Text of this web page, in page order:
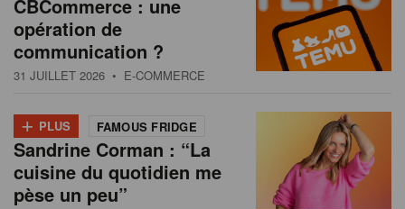
CBCommerce : une
opération de
communication ?
31 JUILLET 2026 • E-COMMERCE
+ PLUS FAMOUS FRIDGE
Sandrine Corman : “La
cuisine du quotidien me
pèse un peu”